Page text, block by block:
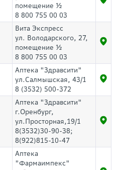
помещение ½
8 800 755 00 03
Вита Экспресс
ул. Володарского, 27,
помещение ½
8 800 755 00 03
Аптека "Здравсити"
ул.Салмышская, 43/1
8 (3532) 500-372
Аптека "Здравсити"
г.Оренбург,
ул.Просторная,19/1
8(3532)30-90-38;
8(922)815-10-47
Аптека
"Фармаимпекс"